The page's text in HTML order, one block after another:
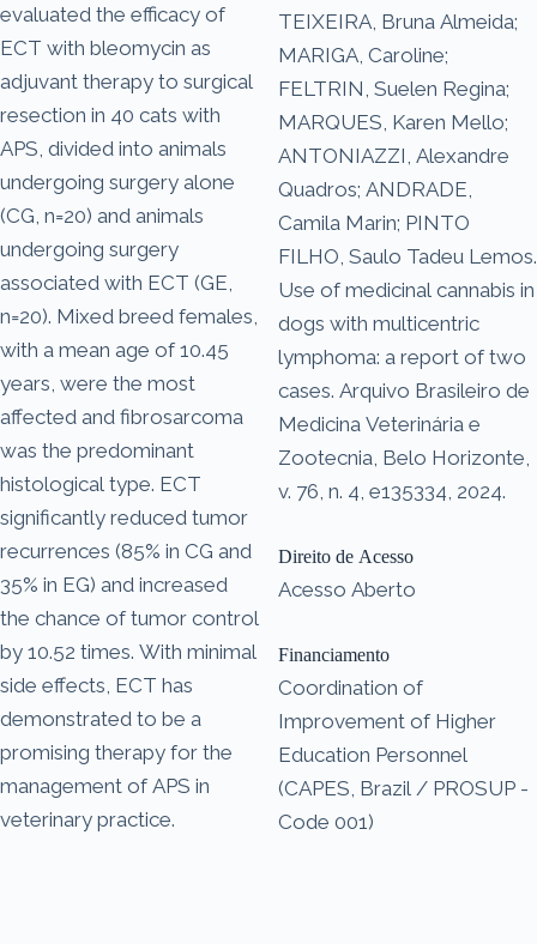
evaluated the efficacy of
ECT with bleomycin as
adjuvant therapy to surgical
resection in 40 cats with
APS, divided into animals
undergoing surgery alone
(CG, n=20) and animals
undergoing surgery
associated with ECT (GE,
n=20). Mixed breed females,
with a mean age of 10.45
years, were the most
affected and fibrosarcoma
was the predominant
histological type. ECT
significantly reduced tumor
recurrences (85% in CG and
35% in EG) and increased
the chance of tumor control
by 10.52 times. With minimal
side effects, ECT has
demonstrated to be a
promising therapy for the
management of APS in
veterinary practice.
TEIXEIRA, Bruna Almeida;
MARIGA, Caroline;
FELTRIN, Suelen Regina;
MARQUES, Karen Mello;
ANTONIAZZI, Alexandre
Quadros; ANDRADE,
Camila Marin; PINTO
FILHO, Saulo Tadeu Lemos.
Use of medicinal cannabis in
dogs with multicentric
lymphoma: a report of two
cases. Arquivo Brasileiro de
Medicina Veterinária e
Zootecnia, Belo Horizonte,
v. 76, n. 4, e135334, 2024.
Direito de Acesso
Acesso Aberto
Financiamento
Coordination of
Improvement of Higher
Education Personnel
(CAPES, Brazil / PROSUP -
Code 001)